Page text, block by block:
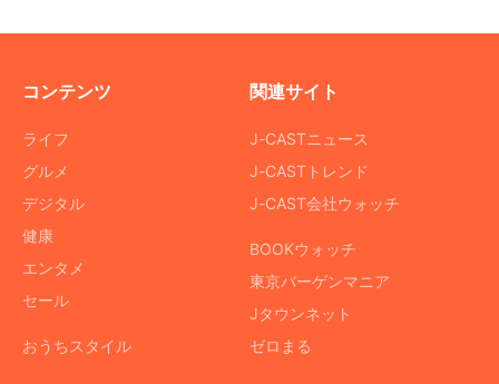
コンテンツ
ライフ
グルメ
デジタル
健康
エンタメ
セール
おうちスタイル
関連サイト
J-CASTニュース
J-CASTトレンド
J-CAST会社ウォッチ
BOOKウォッチ
東京バーゲンマニア
Jタウンネット
ゼロまる